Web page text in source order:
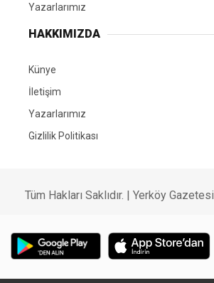
Yazarlarımız
HAKKIMIZDA
Künye
İletişim
Yazarlarımız
Gizlilik Politikası
Tüm Hakları Saklıdır. | Yerköy Gazetesi